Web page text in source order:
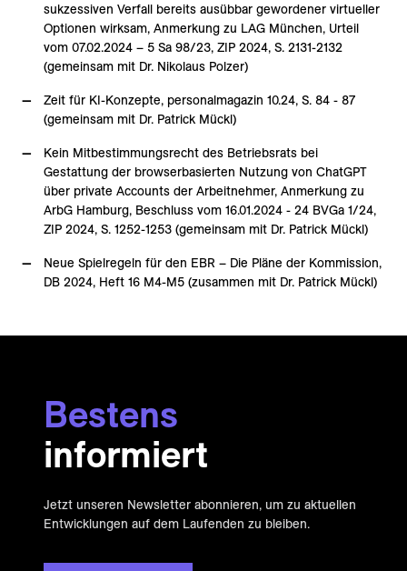
sukzessiven Verfall bereits ausübbar gewordener virtueller
Optionen wirksam, Anmerkung zu LAG München, Urteil
vom 07.02.2024 – 5 Sa 98/23, ZIP 2024, S. 2131-2132
(gemeinsam mit Dr. Nikolaus Polzer)
Zeit für KI-Konzepte, personalmagazin 10.24, S. 84 - 87
(gemeinsam mit Dr. Patrick Mückl)
Kein Mitbestimmungsrecht des Betriebsrats bei
Gestattung der browserbasierten Nutzung von ChatGPT
über private Accounts der Arbeitnehmer, Anmerkung zu
ArbG Hamburg, Beschluss vom 16.01.2024 - 24 BVGa 1/24,
ZIP 2024, S. 1252-1253 (gemeinsam mit Dr. Patrick Mückl)
Neue Spielregeln für den EBR – Die Pläne der Kommission,
DB 2024, Heft 16 M4-M5 (zusammen mit Dr. Patrick Mückl)
Bestens
informiert
Jetzt unseren Newsletter abonnieren, um zu aktuellen
Entwicklungen auf dem Laufenden zu bleiben.